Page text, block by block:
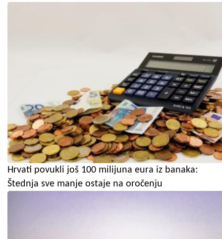
Hrvati povukli još 100 milijuna eura iz banaka:
Štednja sve manje ostaje na oročenju